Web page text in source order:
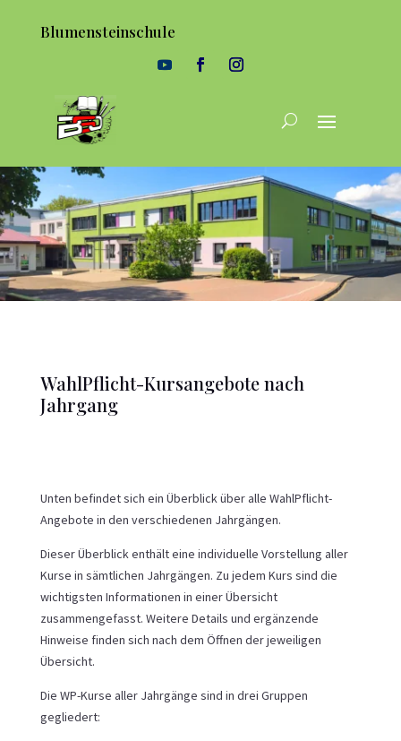
Blumensteinschule
WahlPflicht-Kursangebote nach
Jahrgang
Unten befindet sich ein Überblick über alle WahlPflicht-
Angebote in den verschiedenen Jahrgängen.
Dieser Überblick enthält eine individuelle Vorstellung aller
Kurse in sämtlichen Jahrgängen. Zu jedem Kurs sind die
wichtigsten Informationen in einer Übersicht
zusammengefasst. Weitere Details und ergänzende
Hinweise finden sich nach dem Öffnen der jeweiligen
Übersicht.
Die WP-Kurse aller Jahrgänge sind in drei Gruppen
gegliedert: